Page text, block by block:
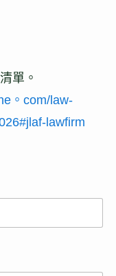
單。
。com/law-
lawfirm